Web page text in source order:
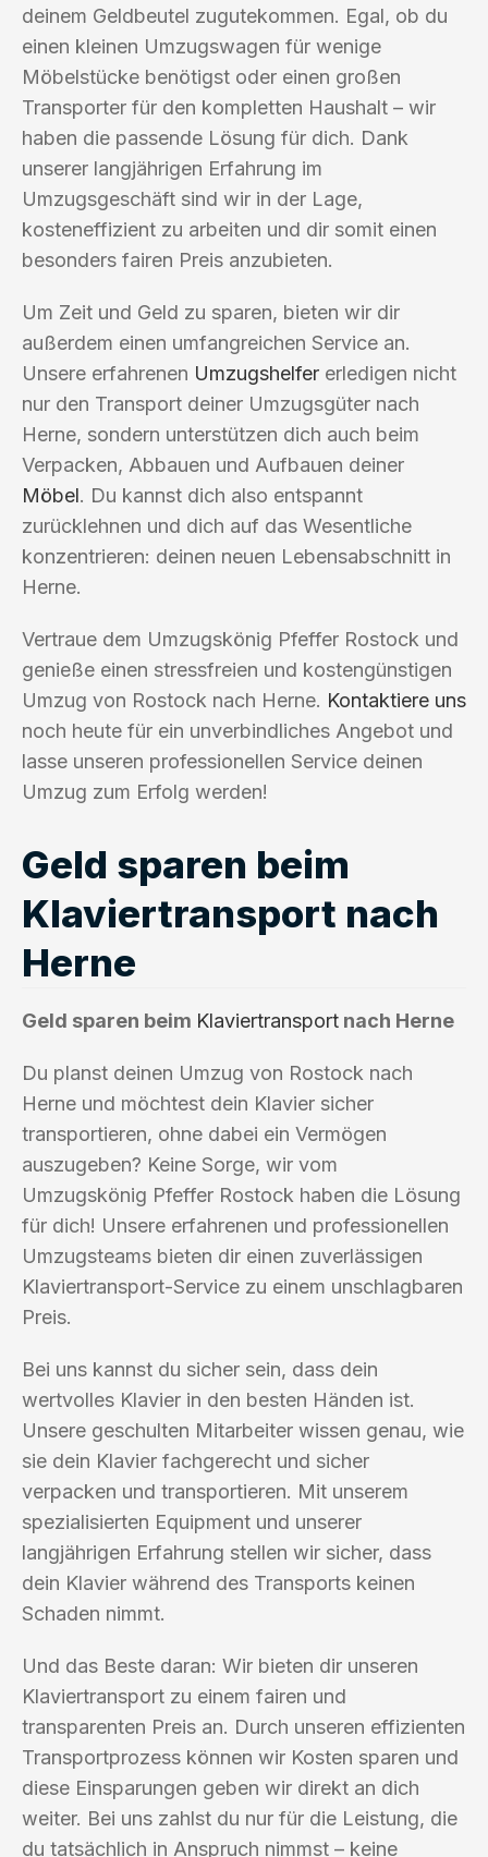
deinem Geldbeutel zugutekommen. Egal, ob du
einen kleinen Umzugswagen für wenige
Möbelstücke benötigst oder einen großen
Transporter für den kompletten Haushalt – wir
haben die passende Lösung für dich. Dank
unserer langjährigen Erfahrung im
Umzugsgeschäft sind wir in der Lage,
kosteneffizient zu arbeiten und dir somit einen
besonders fairen Preis anzubieten.
Um Zeit und Geld zu sparen, bieten wir dir
außerdem einen umfangreichen Service an.
Unsere erfahrenen Umzugshelfer erledigen nicht
nur den Transport deiner Umzugsgüter nach
Herne, sondern unterstützen dich auch beim
Verpacken, Abbauen und Aufbauen deiner
Möbel. Du kannst dich also entspannt
zurücklehnen und dich auf das Wesentliche
konzentrieren: deinen neuen Lebensabschnitt in
Herne.
Vertraue dem Umzugskönig Pfeffer Rostock und
genieße einen stressfreien und kostengünstigen
Umzug von Rostock nach Herne. Kontaktiere uns
noch heute für ein unverbindliches Angebot und
lasse unseren professionellen Service deinen
Umzug zum Erfolg werden!
Geld sparen beim
Klaviertransport nach
Herne
Geld sparen beim Klaviertransport nach Herne
Du planst deinen Umzug von Rostock nach
Herne und möchtest dein Klavier sicher
transportieren, ohne dabei ein Vermögen
auszugeben? Keine Sorge, wir vom
Umzugskönig Pfeffer Rostock haben die Lösung
für dich! Unsere erfahrenen und professionellen
Umzugsteams bieten dir einen zuverlässigen
Klaviertransport-Service zu einem unschlagbaren
Preis.
Bei uns kannst du sicher sein, dass dein
wertvolles Klavier in den besten Händen ist.
Unsere geschulten Mitarbeiter wissen genau, wie
sie dein Klavier fachgerecht und sicher
verpacken und transportieren. Mit unserem
spezialisierten Equipment und unserer
langjährigen Erfahrung stellen wir sicher, dass
dein Klavier während des Transports keinen
Schaden nimmt.
Und das Beste daran: Wir bieten dir unseren
Klaviertransport zu einem fairen und
transparenten Preis an. Durch unseren effizienten
Transportprozess können wir Kosten sparen und
diese Einsparungen geben wir direkt an dich
weiter. Bei uns zahlst du nur für die Leistung, die
du tatsächlich in Anspruch nimmst – keine